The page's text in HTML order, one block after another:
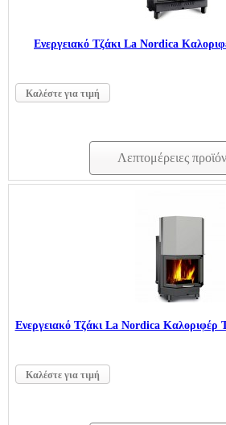
Ενεργειακό Τζάκι La Nordica
Καλέστε για τιμή
Λεπτομέρειες
Ενεργειακό Τζάκι La Nordica Καλοριφέρ
Καλέστε για τιμή